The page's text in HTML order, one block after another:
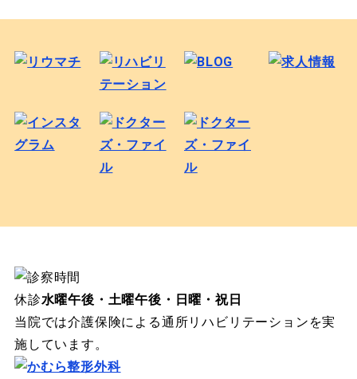
休診水曜午後・土曜午後・日曜・祝日
当院では介護保険による通所リハビリテーションを実
施しています。